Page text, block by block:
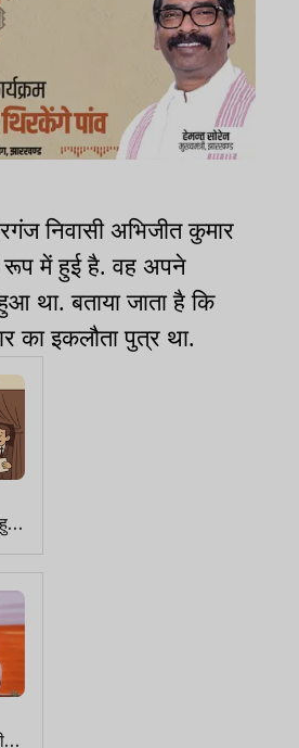
निवासी अभिजीतकुमार
में हुईहै. वह अपने
था. बताया जाता है कि
का इकलौता पुत्र था.